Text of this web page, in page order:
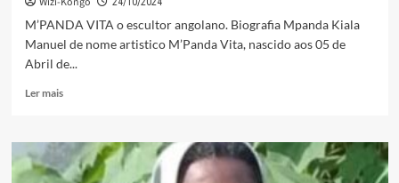
M’PANDA VITA o escultor angolano. Biografia Mpanda Kiala
Manuel de nome artistico M’Panda Vita, nascido aos 05 de
Abril de...
Ler maisLeia
Lembrando
M’PANDA
VITA,